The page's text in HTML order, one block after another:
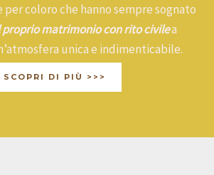
per coloro che hanno sempre sognato
proprio matrimonio con rito civilea
unica e indimenticabile.
SCOPRI DI PIÙ >>>